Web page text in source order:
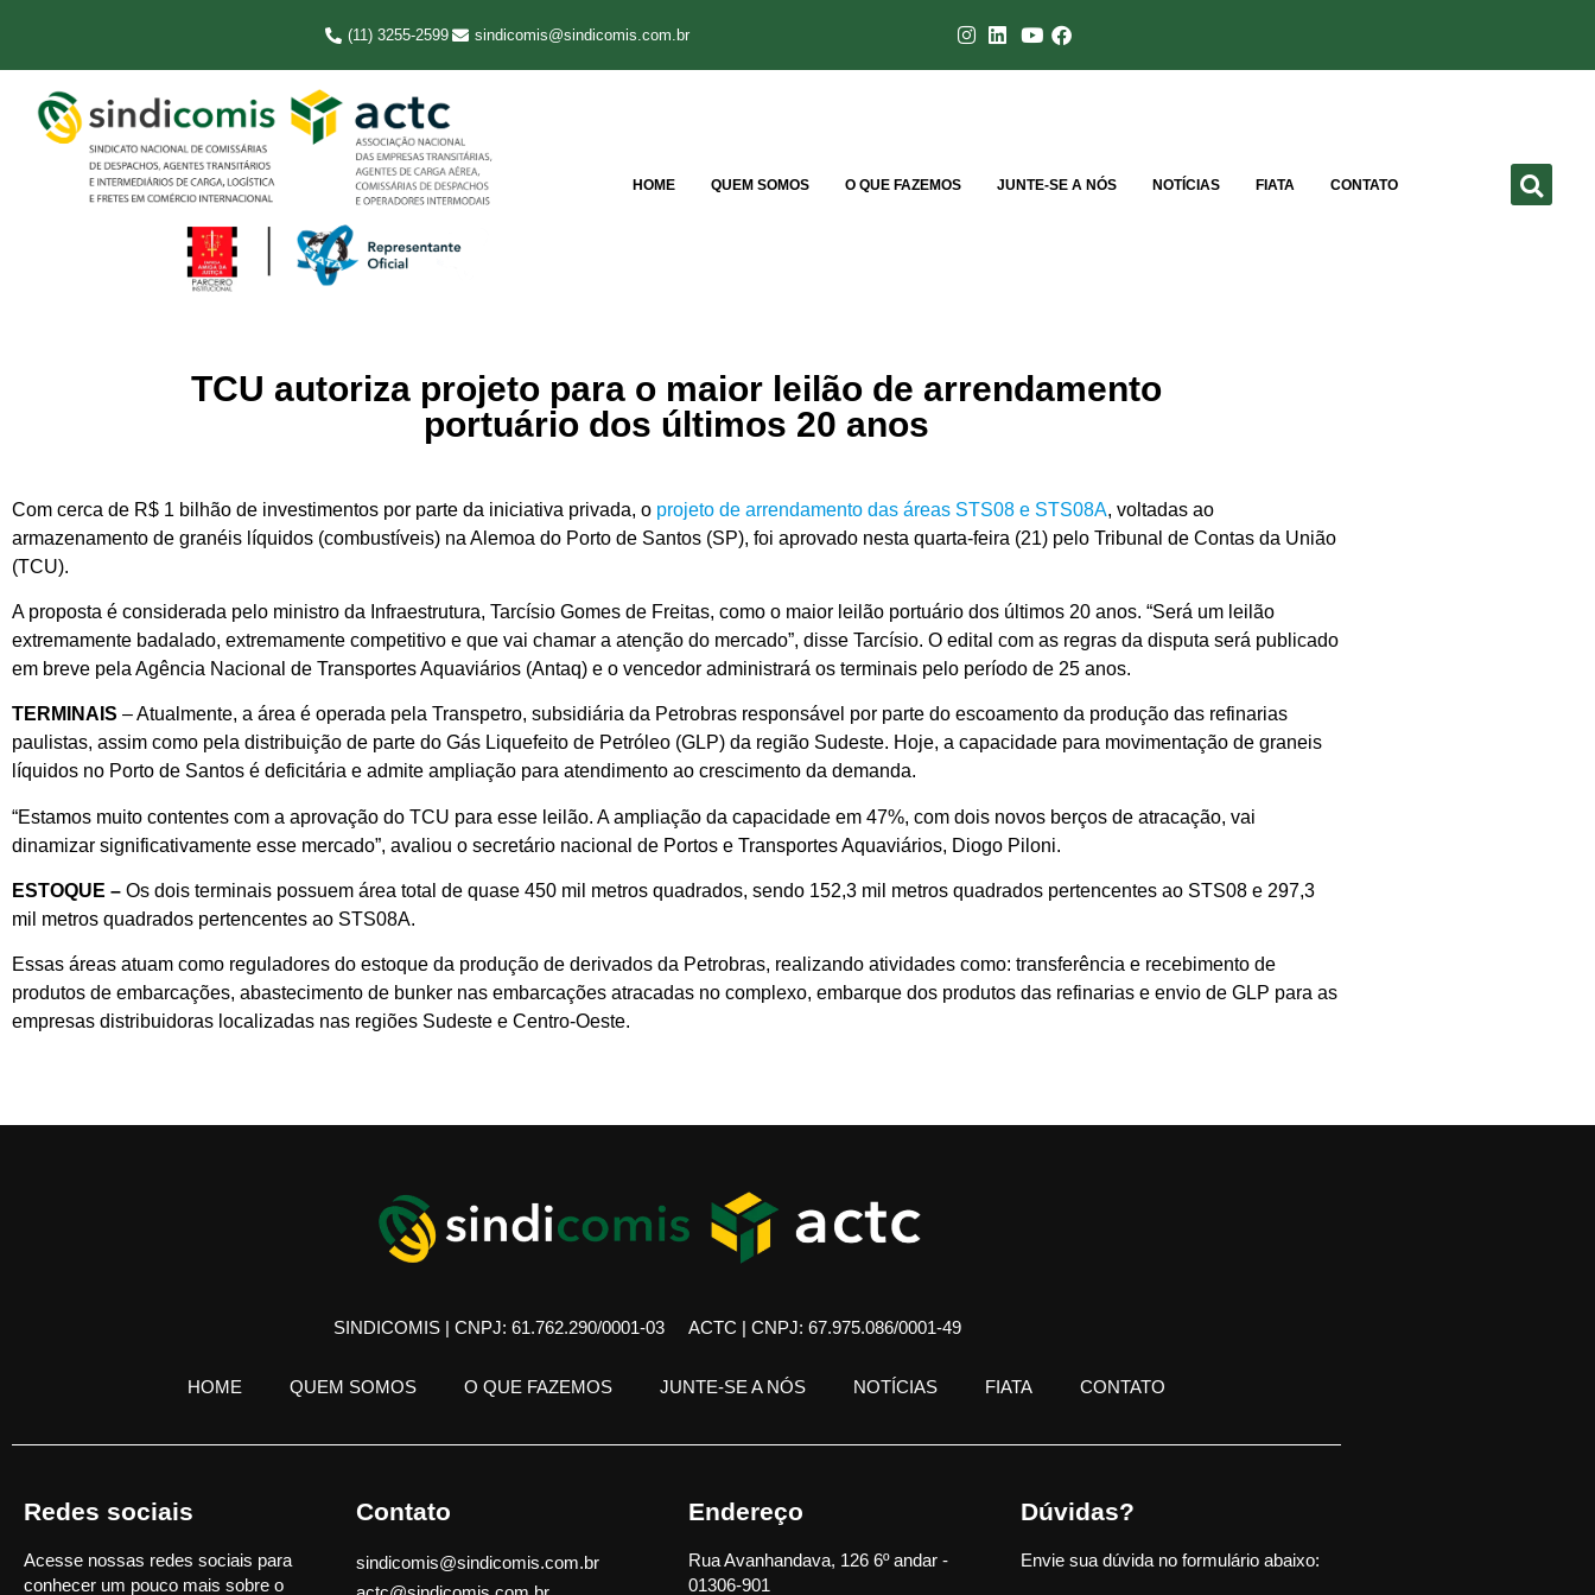
(11) 3255-2599 sindicomis@sindicomis.com.br
HOME QUEM SOMOS O QUE FAZEMOS JUNTE-SE A NÓS NOTÍCIAS FIATA CONTATO
TCU autoriza projeto para o maior leilão de arrendamento
portuário dos últimos 20 anos
Com cerca de R$ 1 bilhão de investimentos por parte da iniciativa privada, o projeto de arrendamento das áreas STS08 e STS08A, voltadas ao
armazenamento de granéis líquidos (combustíveis) na Alemoa do Porto de Santos (SP), foi aprovado nesta quarta-feira (21) pelo Tribunal de Contas da União
(TCU).
A proposta é considerada pelo ministro da Infraestrutura, Tarcísio Gomes de Freitas, como o maior leilão portuário dos últimos 20 anos. “Será um leilão
extremamente badalado, extremamente competitivo e que vai chamar a atenção do mercado”, disse Tarcísio. O edital com as regras da disputa será publicado
em breve pela Agência Nacional de Transportes Aquaviários (Antaq) e o vencedor administrará os terminais pelo período de 25 anos.
TERMINAIS – Atualmente, a área é operada pela Transpetro, subsidiária da Petrobras responsável por parte do escoamento da produção das refinarias
paulistas, assim como pela distribuição de parte do Gás Liquefeito de Petróleo (GLP) da região Sudeste. Hoje, a capacidade para movimentação de graneis
líquidos no Porto de Santos é deficitária e admite ampliação para atendimento ao crescimento da demanda.
“Estamos muito contentes com a aprovação do TCU para esse leilão. A ampliação da capacidade em 47%, com dois novos berços de atracação, vai
dinamizar significativamente esse mercado”, avaliou o secretário nacional de Portos e Transportes Aquaviários, Diogo Piloni.
ESTOQUE – Os dois terminais possuem área total de quase 450 mil metros quadrados, sendo 152,3 mil metros quadrados pertencentes ao STS08 e 297,3
mil metros quadrados pertencentes ao STS08A.
Essas áreas atuam como reguladores do estoque da produção de derivados da Petrobras, realizando atividades como: transferência e recebimento de
produtos de embarcações, abastecimento de bunker nas embarcações atracadas no complexo, embarque dos produtos das refinarias e envio de GLP para as
empresas distribuidoras localizadas nas regiões Sudeste e Centro-Oeste.
SINDICOMIS | CNPJ: 61.762.290/0001-03 ACTC | CNPJ: 67.975.086/0001-49
HOME QUEM SOMOS O QUE FAZEMOS JUNTE-SE A NÓS NOTÍCIAS FIATA CONTATO
Redes sociais
Acesse nossas redes sociais para
conhecer um pouco mais sobre o
Contato
sindicomis@sindicomis.com.br
Endereço
Rua Avanhandava, 126 6º andar -
01306-901
Dúvidas?
Envie sua dúvida no formulário abaixo: